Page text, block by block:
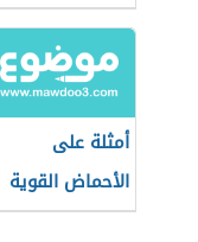
بيلشتاين)
أمثلة على
الأحماض القوية
والضعيفة